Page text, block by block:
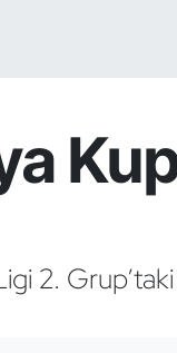
2.